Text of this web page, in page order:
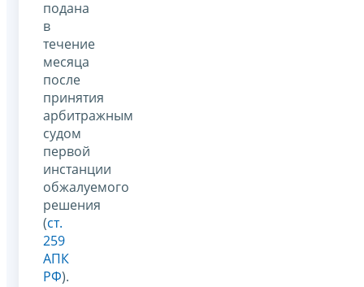
подана
в
течение
месяца
после
принятия
арбитражным
судом
первой
инстанции
обжалуемого
решения
(ст.
259
АПК
РФ).